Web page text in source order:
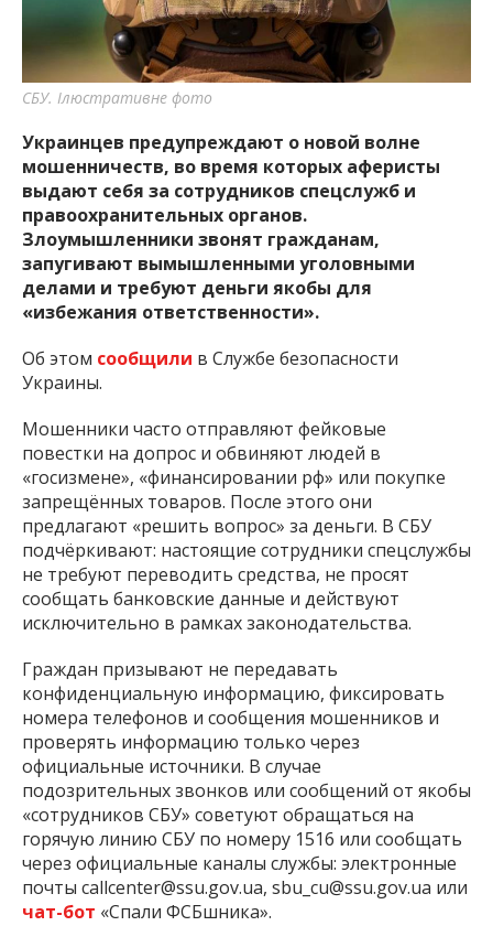
важную информацию о событиях
города Запорожья и области.
СБУ. Ілюстративне фото
Украинцев предупреждают о новой волне
мошенничеств, во время которых аферисты
выдают себя за сотрудников спецслужб и
правоохранительных органов.
Злоумышленники звонят гражданам,
запугивают вымышленными уголовными
делами и требуют деньги якобы для
«избежания ответственности».
Об этом сообщили в Службе безопасности
Украины.
Мошенники часто отправляют фейковые
повестки на допрос и обвиняют людей в
«госизмене», «финансировании рф» или покупке
запрещённых товаров. После этого они
предлагают «решить вопрос» за деньги. В СБУ
подчёркивают: настоящие сотрудники спецслужбы
не требуют переводить средства, не просят
сообщать банковские данные и действуют
исключительно в рамках законодательства.
Граждан призывают не передавать
конфиденциальную информацию, фиксировать
номера телефонов и сообщения мошенников и
проверять информацию только через
официальные источники. В случае
подозрительных звонков или сообщений от якобы
«сотрудников СБУ» советуют обращаться на
горячую линию СБУ по номеру 1516 или сообщать
через официальные каналы службы: электронные
почты callcenter@ssu.gov.ua, sbu_cu@ssu.gov.ua или
чат-бот «Спали ФСБшника».